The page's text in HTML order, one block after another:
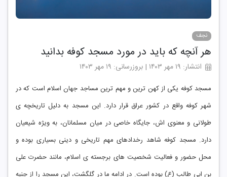
نجف
هر آنچه که باید در مورد مسجد کوفه بدانید
انتشار: ۱۹ مهر ۱۴۰۳ | بروزرسانی: ۱۹ مهر ۱۴۰۳
مسجد کوفه یکی از کهن ترین و مهم ترین مساجد جهان اسلام است که در
شهر کوفه واقع در کشور عراق قرار دارد. این مسجد به دلیل تاریخچه ی
طولانی و معنوی اش، جایگاه خاصی در میان مسلمانان، به ویژه شیعیان
دارد. مسجد کوفه شاهد رخدادهای مهم تاریخی و دینی بسیاری بوده و
محل حضور و فعالیت شخصیت های برجسته ی اسلام، مانند حضرت علی
بن ابی طالب (ع) بوده است. در ادامه ما در گلگشت، این مسجد را از جنبه